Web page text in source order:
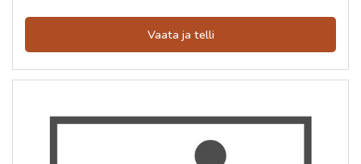
Vaata ja telli